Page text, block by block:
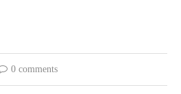
0 comments